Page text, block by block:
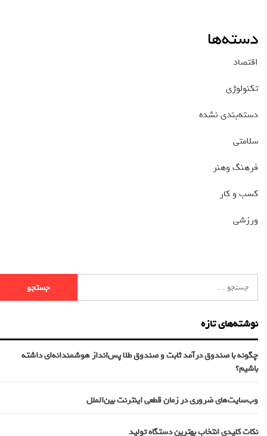
دسته‌ها
اقتصاد
تکنولوژی
دسته‌بندی نشده
سلامتی
فرهنگ وهنر
کسب و کار
ورزشی
نوشته‌های تازه
چگونه با صندوق درآمد ثابت و صندوق طلا پس‌انداز هوشمندانه‌ای داشته
باشیم؟
وب‌سایت‌های ضروری در زمان قطعی اینترنت بین‌الملل
نکات کلیدی انتخاب بهترین دستگاه تولید